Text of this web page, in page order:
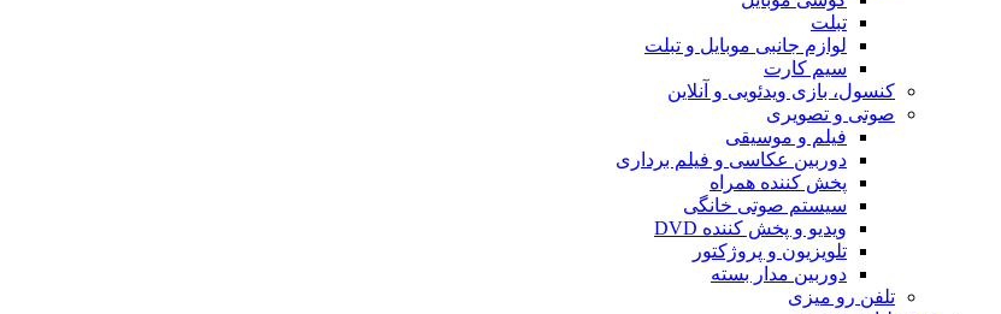
تبلت
لوازم جانبی موبایل و تبلت
سیم کارت
کنسول، بازی‌ ویدئویی و آنلاین
صوتی و تصویری
فیلم و موسیقی
دوربین عکاسی و فیلم برداری
پخش کننده همراه
سیستم صوتی خانگی
ویدیو و پخش کننده DVD
تلویزیون و پروژکتور
دوربین مدار بسته
تلفن رو میزی